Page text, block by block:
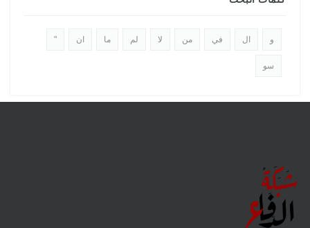
و ال في من لا لم ما ان "
سو